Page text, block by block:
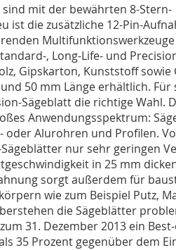
mit der bewährten 8-Stern-
ist die zusätzliche 12-Pin-
Multifunktionswerkzeuge
, Long-Life- und
Gipskarton, Kunststoff sowie
50 mm Länge erhältlich. Für
Sägeblatt die richtige Wahl.
Anwendungsspektrum:
oder Alurohren und Profilen.
nur sehr geringen
in 25 mm
sorgt außerdem für
wie zum Beispiel Putz,
die Sägeblätter
31. Dezember 2013 ein Best-
35 Prozent gegenüber dem